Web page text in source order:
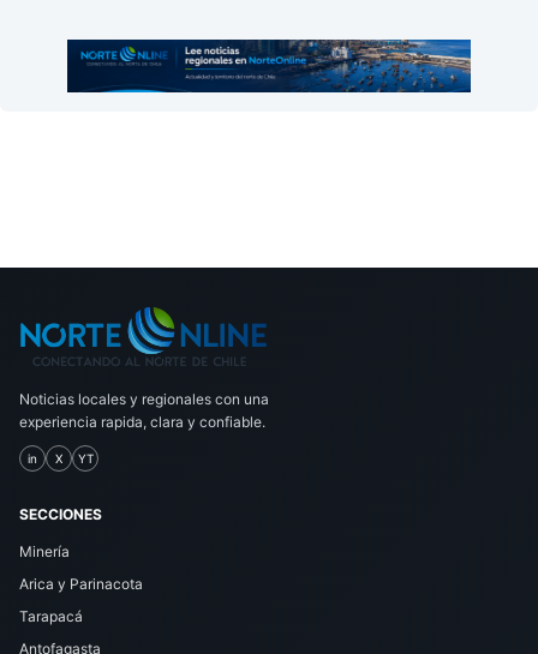
Noticias locales y regionales con una
experiencia rapida, clara y confiable.
in X YT
SECCIONES
Minería
Arica y Parinacota
Tarapacá
Antofagasta